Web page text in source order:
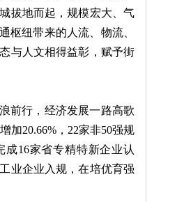
拔地而起，规模宏大、气
枢纽带来的人流、物流、
与人文相得益彰，赋予街
前行，经济发展一路高歌
加20.66%，22家非50强规
成16家省专精特新企业认
业企业入规，在培优育强